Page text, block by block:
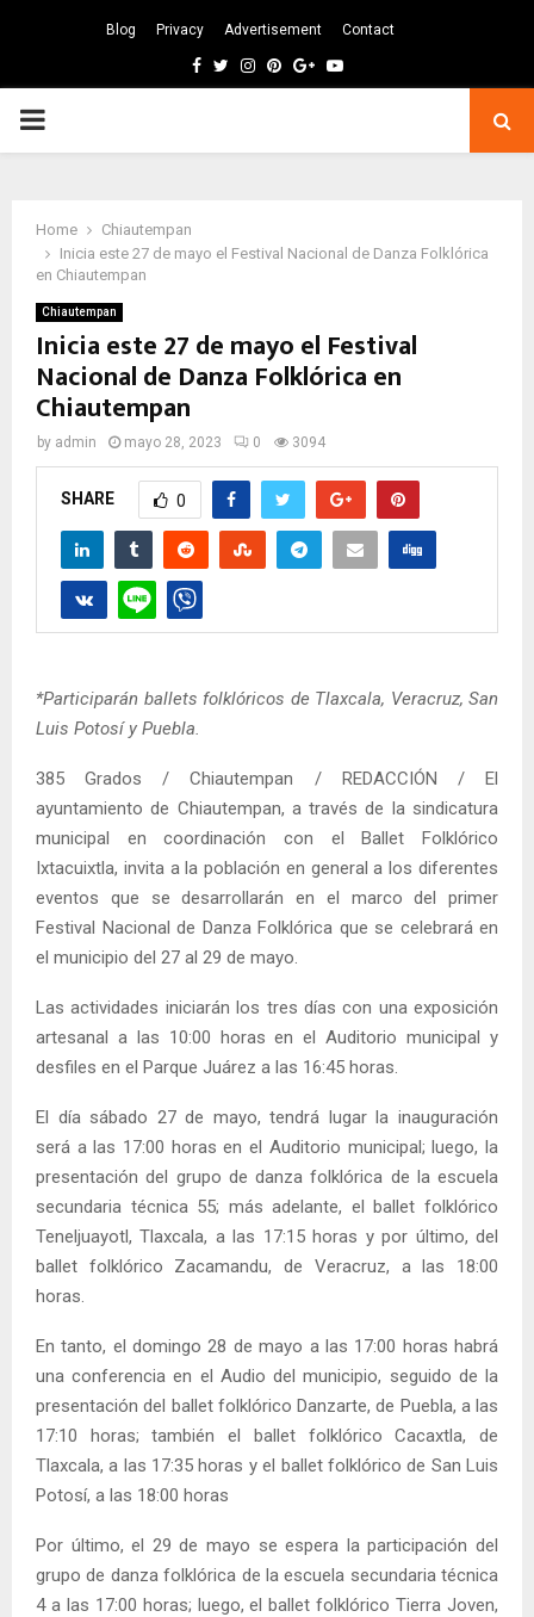
Blog Privacy Advertisement Contact
Facebook
TwitterInstagram
Pinterest
GoogleYoutube
PRIMARY
Home
Chiautempan
Inicia este 27 de mayo el Festival Nacional de Danza Folklórica
en Chiautempan
Chiautempan
Inicia este 27 de mayo el Festival
Nacional de Danza Folklórica en
Chiautempan
by admin mayo 28, 2023 0 3094
SHARE 0
*Participarán ballets folklóricos de Tlaxcala, Veracruz, San
Luis Potosí y Puebla.
385 Grados / Chiautempan / REDACCIÓN / El
ayuntamiento de Chiautempan, a través de la sindicatura
municipal en coordinación con el Ballet Folklórico
Ixtacuixtla, invita a la población en general a los diferentes
eventos que se desarrollarán en el marco del primer
Festival Nacional de Danza Folklórica que se celebrará en
el municipio del 27 al 29 de mayo.
Las actividades iniciarán los tres días con una exposición
artesanal a las 10:00 horas en el Auditorio municipal y
desfiles en el Parque Juárez a las 16:45 horas.
El día sábado 27 de mayo, tendrá lugar la inauguración
será a las 17:00 horas en el Auditorio municipal; luego, la
presentación del grupo de danza folklórica de la escuela
secundaria técnica 55; más adelante, el ballet folklórico
Teneljuayotl, Tlaxcala, a las 17:15 horas y por último, del
ballet folklórico Zacamandu, de Veracruz, a las 18:00
horas.
En tanto, el domingo 28 de mayo a las 17:00 horas habrá
una conferencia en el Audio del municipio, seguido de la
presentación del ballet folklórico Danzarte, de Puebla, a las
17:10 horas; también el ballet folklórico Cacaxtla, de
Tlaxcala, a las 17:35 horas y el ballet folklórico de San Luis
Potosí, a las 18:00 horas
Por último, el 29 de mayo se espera la participación del
grupo de danza folklórica de la escuela secundaria técnica
4 a las 17:00 horas; luego, el ballet folklórico Tierra Joven,